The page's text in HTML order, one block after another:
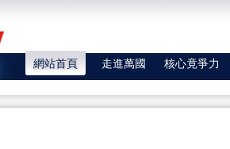
網站首頁 走進萬國 核心竟爭力